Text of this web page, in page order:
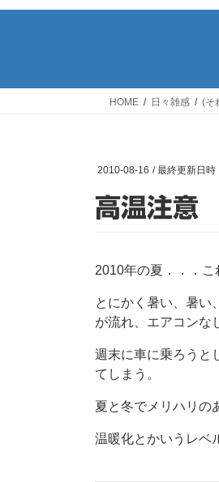
HOME 日々雑感 (そ
2010-08-16 / 最終更新日時
高温注意
2010年の夏．．．こ
とにかく暑い、暑い
が流れ、エアコンな
週末に車に乗ろうと
てしまう。
夏と冬でメリハリの
温暖化とかいうレベ